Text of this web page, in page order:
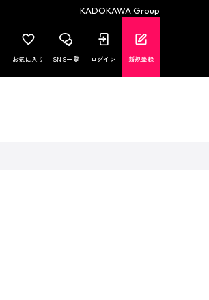
KADOKAWA Group
お気に入り SNS一覧 ログイン 新規登録